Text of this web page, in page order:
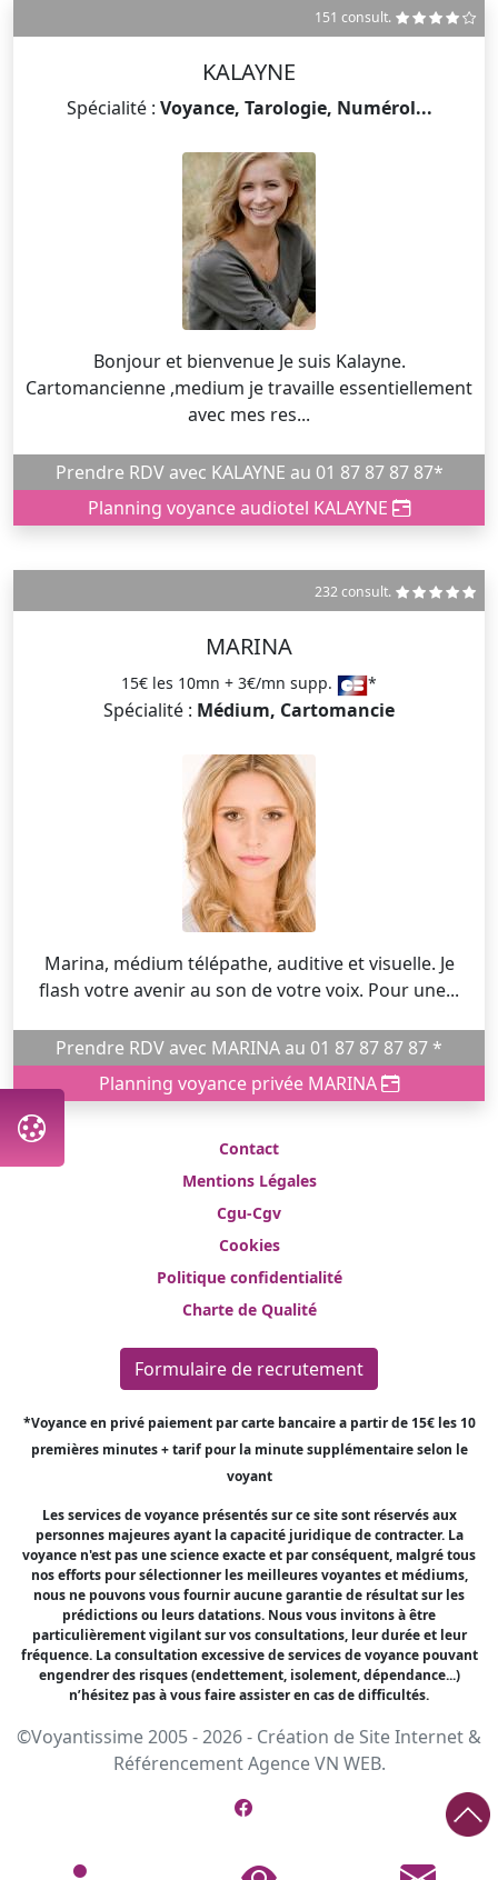
151 consult.
KALAYNE
Spécialité : Voyance, Tarologie, Numérol...
Bonjour et bienvenue Je suis Kalayne.
Cartomancienne ,medium je travaille essentiellement
avec mes res...
Prendre RDV avec KALAYNE au 01 87 87 87 87*
Planning voyance audiotel KALAYNE
232 consult.
MARINA
15€ les 10mn + 3€/mn supp. *
Spécialité : Médium, Cartomancie
Marina, médium télépathe, auditive et visuelle. Je
flash votre avenir au son de votre voix. Pour une...
Prendre RDV avec MARINA au 01 87 87 87 87 *
Planning voyance privée MARINA
Contact
Mentions Légales
Cgu-Cgv
Cookies
Politique confidentialité
Charte de Qualité
Formulaire de recrutement
*Voyance en privé paiement par carte bancaire a partir de 15€ les 10
premières minutes + tarif pour la minute supplémentaire selon le
voyant
Les services de voyance présentés sur ce site sont réservés aux
personnes majeures ayant la capacité juridique de contracter. La
voyance n'est pas une science exacte et par conséquent, malgré tous
nos efforts pour sélectionner les meilleures voyantes et médiums,
nous ne pouvons vous fournir aucune garantie de résultat sur les
prédictions ou leurs datations. Nous vous invitons à être
particulièrement vigilant sur vos consultations, leur durée et leur
fréquence. La consultation excessive de services de voyance pouvant
engendrer des risques (endettement, isolement, dépendance...)
n’hésitez pas à vous faire assister en cas de difficultés.
©Voyantissime 2005 - 2026 - Création de Site Internet &
RéférencementAgence VN WEB.